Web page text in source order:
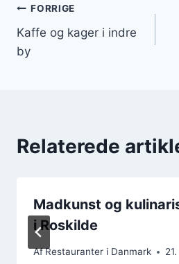
FORRIGE
Kaffe og kager i indre
by
Relaterede
Madkunst og
i Roskilde
AfRestauranter i Danmark